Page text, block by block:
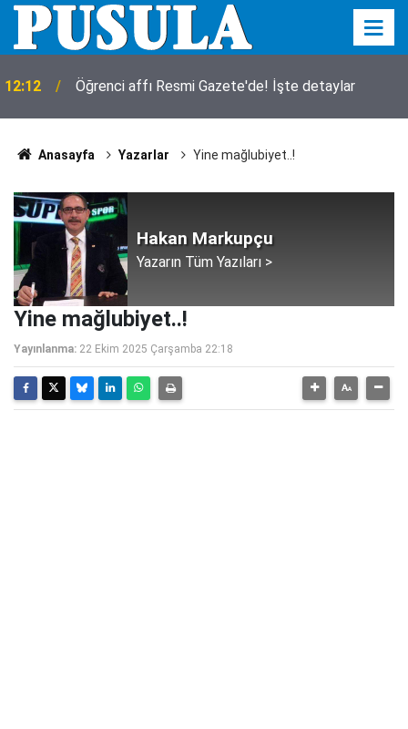
12:12 Öğrenci affı Resmi Gazete'de! İşte detaylar
Anasayfa Yazarlar Yine mağlubiyet..!
Hakan Markupçu
Yazarın Tüm Yazıları >
Yine mağlubiyet..!
Yayınlanma: 22 Ekim 2025 Çarşamba 22:18